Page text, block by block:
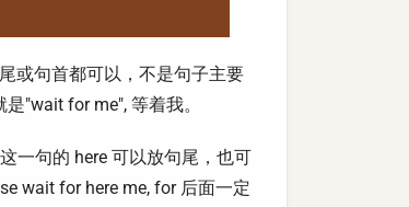
或句首都可以，不是句子主要
"wait for me", 等着我。
一句的 here 可以放句尾，也可
wait for here me, for 后面一定